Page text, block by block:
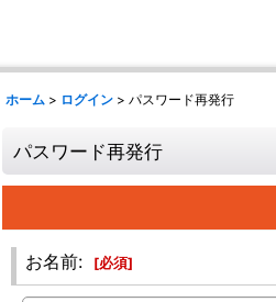
ホーム > ログイン > パスワード再発行
パスワード再発行
お名前: [必須]